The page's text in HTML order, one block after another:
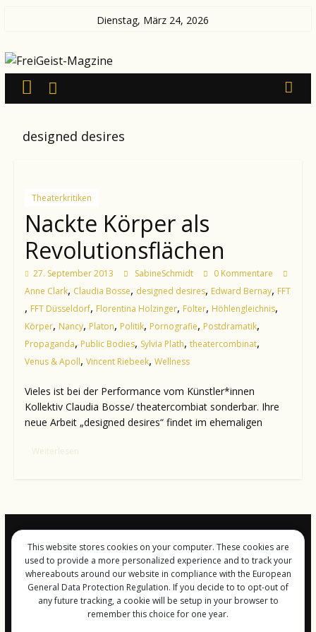
springen
Dienstag, März 24, 2026
FreiGeist-
Magzine
News
und
designed desires
Theaterkritiken
Nackte Körper als
Revolutionsflächen
27. September 2013 SabineSchmidt
0 Kommentare
Anne Clark, Claudia Bosse, designed desires, Edward Bernay, FFT
, FFT Düsseldorf, Florentina Holzinger, Folter, Höhlengleichnis,
Körper, Nancy, Platon, Politik, Pornografie, Postdramatik,
Propaganda, Public Bodies, Sylvia Plath, theatercombinat,
Venus & Apoll, Vincent Riebeek, Wellness
Vieles ist bei der Performance vom Künstler*innen
Kollektiv Claudia Bosse/ theatercombiat sonderbar. Ihre
neue Arbeit „designed desires“ findet im ehemaligen
Weiterlesen
Impressum und
Datenschutz
This website stores cookies on your computer. These cookies are
used to provide a more personalized experience and to track your
whereabouts around our website in compliance with the European
General Data Protection Regulation. If you decide to to opt-out of
any future tracking, a cookie will be setup in your browser to
remember this choice for one year.